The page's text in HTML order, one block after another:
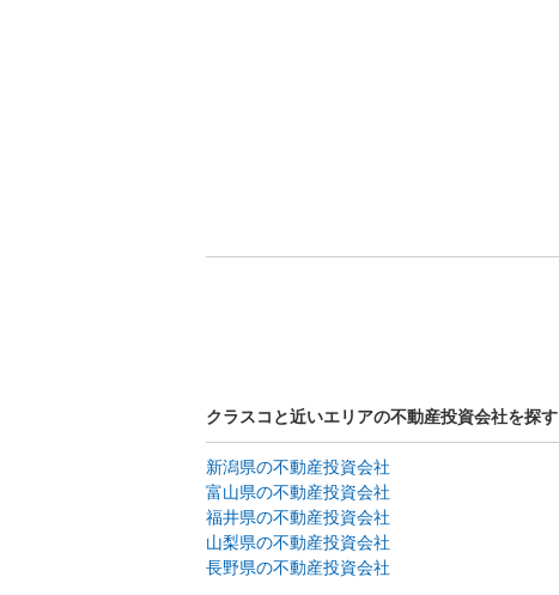
クラスコと近いエリアの不動産投資会社を探す
新潟県の不動産投資会社
富山県の不動産投資会社
福井県の不動産投資会社
山梨県の不動産投資会社
長野県の不動産投資会社